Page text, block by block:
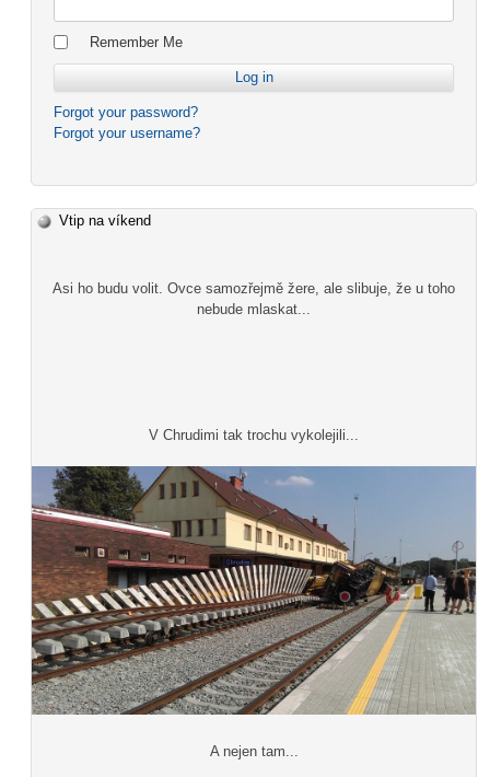
Remember Me
Forgot your password?
Forgot your username?
Vtip na víkend
Asi ho budu volit. Ovce samozřejmě žere, ale slibuje, že u toho
nebude mlaskat...
V Chrudimi tak trochu vykolejili...
A nejen tam...